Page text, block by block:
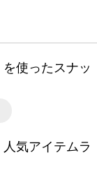
使ったスナッ
気アイテムラ